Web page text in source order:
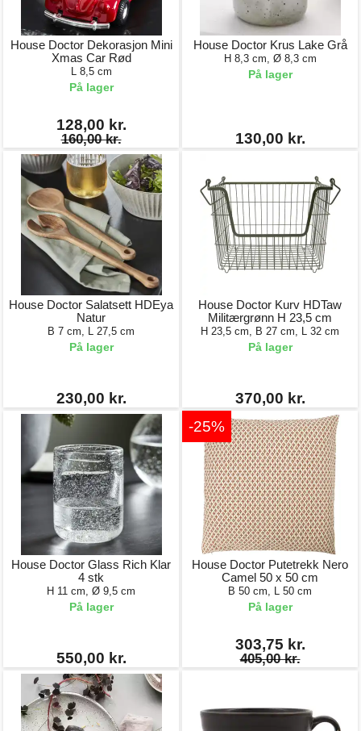
House Doctor Dekorasjon Mini
Xmas Car Rød
L 8,5 cm
På lager
128,00 kr.
160,00 kr.
House Doctor Krus Lake Grå
H 8,3 cm, Ø 8,3 cm
På lager
130,00 kr.
House Doctor Salatsett HDEya
Natur
B 7 cm, L 27,5 cm
På lager
230,00 kr.
House Doctor Kurv HDTaw
Militærgrønn H 23,5 cm
H 23,5 cm, B 27 cm, L 32 cm
På lager
370,00 kr.
House Doctor Glass Rich Klar
4 stk
H 11 cm, Ø 9,5 cm
På lager
550,00 kr.
-25%
House Doctor Putetrekk Nero
Camel 50 x 50 cm
B 50 cm, L 50 cm
På lager
303,75 kr.
405,00 kr.